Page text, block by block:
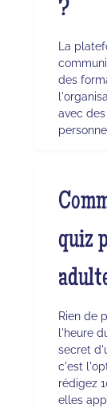
?
La
des
avec
quiz
Rien de
l'heure
secret
c'est
rédigez
elles